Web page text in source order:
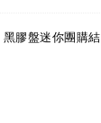
膠盤迷你團購結